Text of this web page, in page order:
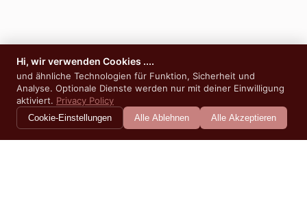
Hi, wir verwenden Cookies ....
und ähnliche Technologien für Funktion, Sicherheit und
Analyse. Optionale Dienste werden nur mit deiner Einwilligung
aktiviert. Privacy Policy
Cookie-Einstellungen Alle Ablehnen Alle Akzeptieren